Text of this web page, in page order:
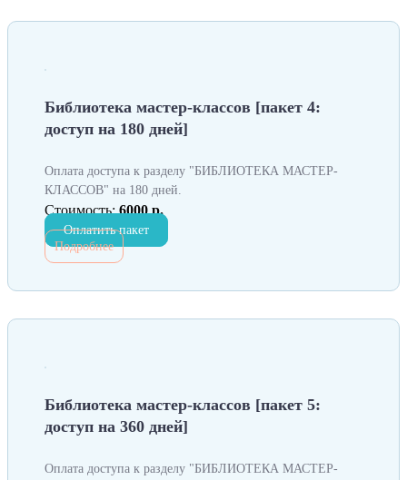
Библиотека мастер-классов [пакет 4:
доступ на 180 дней]
Оплата доступа к разделу "БИБЛИОТЕКА МАСТЕР-
КЛАССОВ" на 180 дней.
Стоимость: 6000 р.
Оплатить пакет
Подробнее
Библиотека мастер-классов [пакет 5:
доступ на 360 дней]
Оплата доступа к разделу "БИБЛИОТЕКА МАСТЕР-